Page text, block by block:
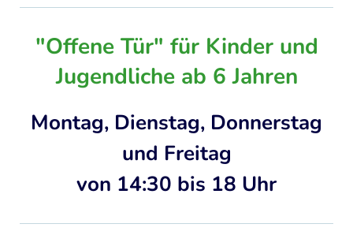
"Offene Tür" für Kinder und
Jugendliche ab 6 Jahren
Montag, Dienstag, Donnerstag
und Freitag
von 14:30 bis 18 Uhr